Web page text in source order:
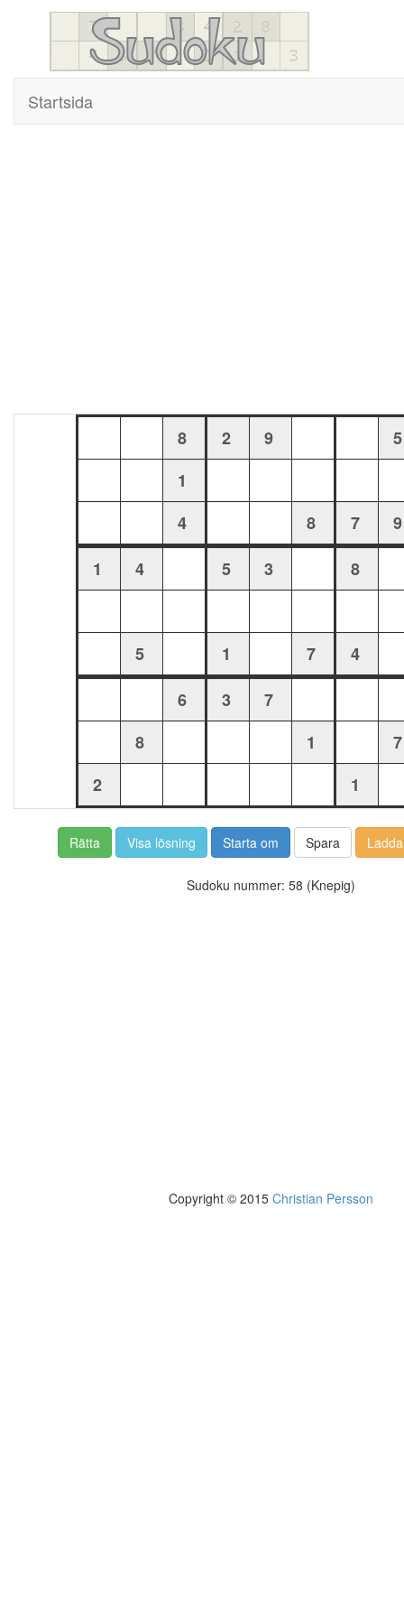
Startsida
Rätta Visa lösning Starta om Spara Ladda
Sudoku nummer: 58 (Knepig)
Copyright © 2015 Christian Persson